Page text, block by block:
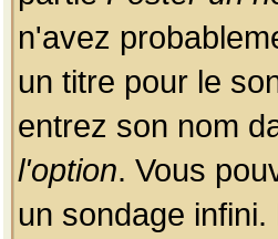
n'avez
un titre pour le
entrez son nom
l'option. Vous
un sondage